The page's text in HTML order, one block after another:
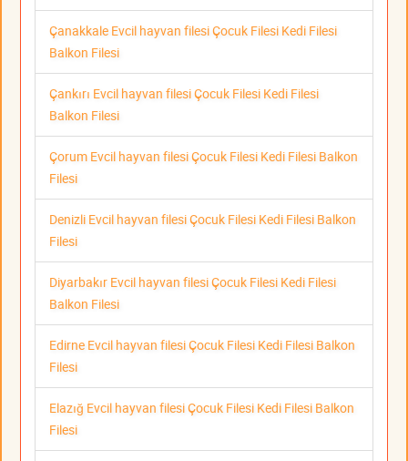
Çanakkale Evcil hayvan filesi Çocuk Filesi Kedi Filesi
Balkon Filesi
Çankırı Evcil hayvan filesi Çocuk Filesi Kedi Filesi
Balkon Filesi
Çorum Evcil hayvan filesi Çocuk Filesi Kedi Filesi Balkon
Filesi
Denizli Evcil hayvan filesi Çocuk Filesi Kedi Filesi Balkon
Filesi
Diyarbakır Evcil hayvan filesi Çocuk Filesi Kedi Filesi
Balkon Filesi
Edirne Evcil hayvan filesi Çocuk Filesi Kedi Filesi Balkon
Filesi
Elazığ Evcil hayvan filesi Çocuk Filesi Kedi Filesi Balkon
Filesi